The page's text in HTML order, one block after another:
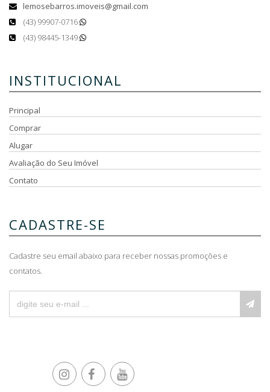
lemosebarros.imoveis@gmail.com
(43) 99907-0716
(43) 98445-1349
INSTITUCIONAL
Principal
Comprar
Alugar
Avaliação do Seu Imóvel
Contato
CADASTRE-SE
Cadastre seu email abaixo para receber nossas promoções e
contatos.